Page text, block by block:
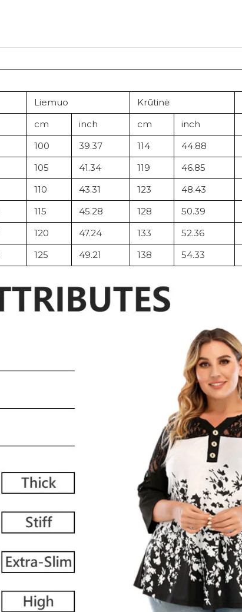
Liemuo Krūtinė
cm inch cm inch
100 39.37 114 44.88
105 41.34 119 46.85
110 43.31 123 48.43
115 45.28 128 50.39
120 47.24 133 52.36
125 49.21 138 54.33